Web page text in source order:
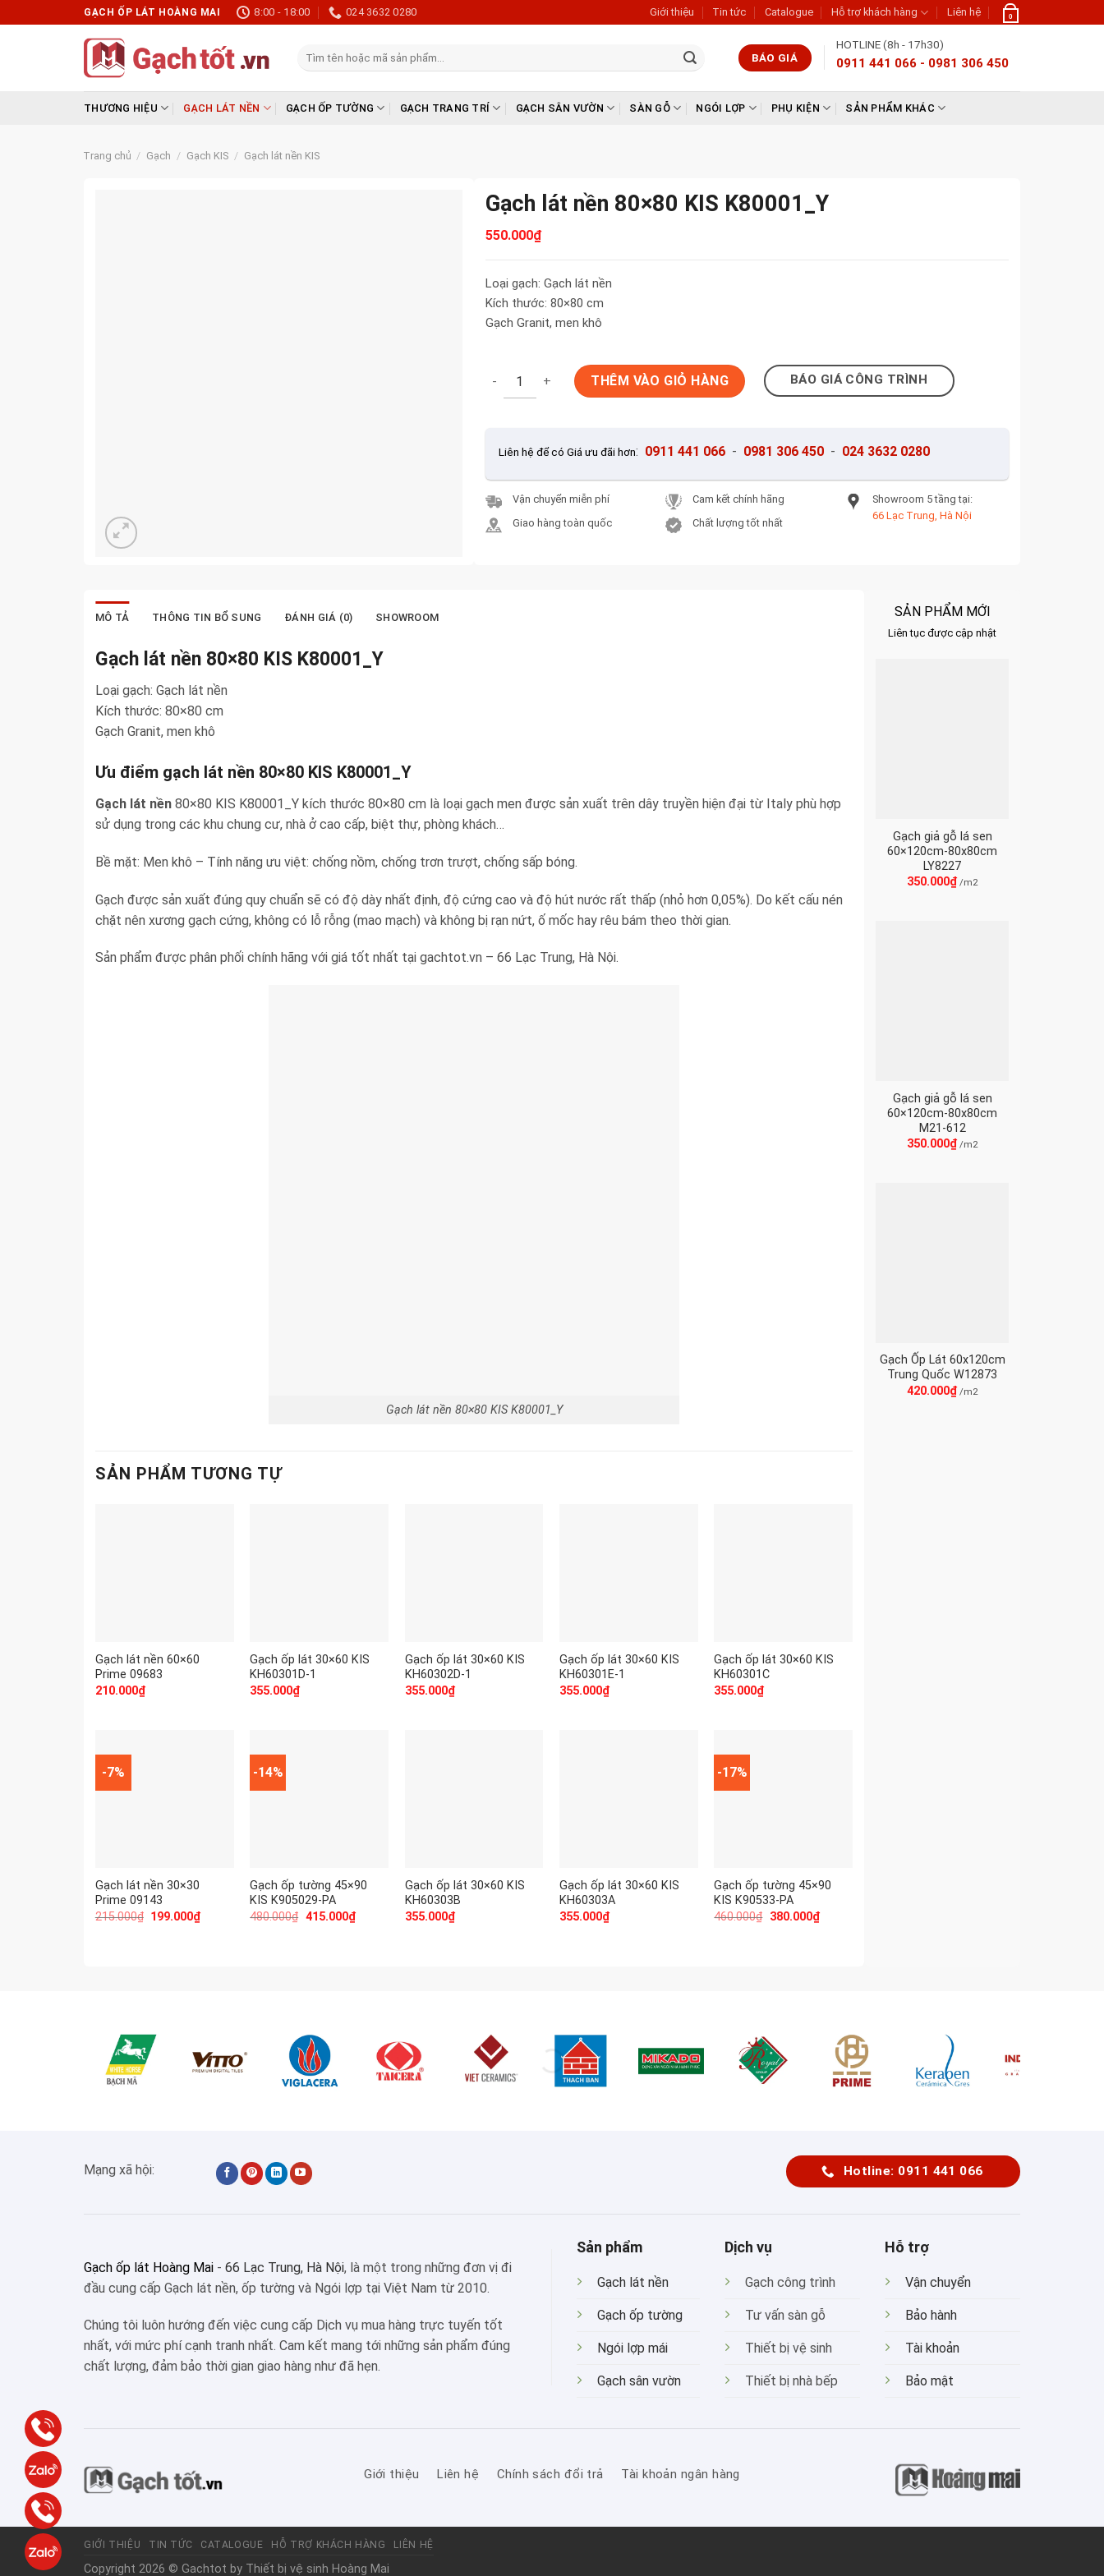
to
GẠCH ỐP LÁT HOÀNG MAI 8:00 - 18:00 024 3632 0280 Giới thiệu Tin tức Catalogue Hỗ trợ khách hàng Liên hệ 0
Tìm
BÁO GIÁ
HOTLINE (8h - 17h30)
0911 441 066 - 0981 306 450
THƯƠNG HIỆU GẠCH LÁT NỀN GẠCH ỐP TƯỜNG GẠCH TRANG TRÍ GẠCH SÂN VƯỜN SÀN GỖ NGÓI LỢP PHỤ KIỆN SẢN PHẨM KHÁC
Trang chủ / Gạch / Gạch KIS / Gạch lát nền KIS
Gạch lát nền 80×80 KIS K80001_Y
550.000₫
Loại gạch: Gạch lát nền
Kích thước: 80×80 cm
Gạch Granit, men khô
Gạch lát nền 80x80 KIS K80001_Y số lượng
THÊM VÀO GIỎ HÀNG BÁO GIÁ CÔNG TRÌNH
Liên hệ để có Giá ưu đãi hơn: 0911 441 066 - 0981 306 450 - 024 3632 0280
Vận chuyển miễn phí
Giao hàng toàn quốc
Cam kết chính hãng
Chất lượng tốt nhất
Showroom 5 tầng tại:
66 Lạc Trung, Hà Nội
MÔ TẢ THÔNG TIN BỔ SUNG ĐÁNH GIÁ (0) SHOWROOM
Gạch lát nền 80×80 KIS K80001_Y
Loại gạch: Gạch lát nền
Kích thước: 80×80 cm
Gạch Granit, men khô
Ưu điểm gạch lát nền 80×80 KIS K80001_Y
Gạch lát nền 80×80 KIS K80001_Y kích thước 80×80 cm là loại gạch men được sản xuất trên dây truyền hiện đại từ Italy phù hợp
sử dụng trong các khu chung cư, nhà ở cao cấp, biệt thự, phòng khách…
Bề mặt: Men khô – Tính năng ưu việt: chống nồm, chống trơn trượt, chống sấp bóng.
Gạch được sản xuất đúng quy chuẩn sẽ có độ dày nhất định, độ cứng cao và độ hút nước rất thấp (nhỏ hơn 0,05%). Do kết cấu nén
chặt nên xương gạch cứng, không có lỗ rỗng (mao mạch) và không bị rạn nứt, ố mốc hay rêu bám theo thời gian.
Sản phẩm được phân phối chính hãng với giá tốt nhất tại gachtot.vn – 66 Lạc Trung, Hà Nội.
Gạch lát nền 80×80 KIS K80001_Y
SẢN PHẨM TƯƠNG TỰ
Gạch lát nền 60×60
Prime 09683
210.000₫
Gạch ốp lát 30×60 KIS
KH60301D-1
355.000₫
Gạch ốp lát 30×60 KIS
KH60302D-1
355.000₫
Gạch ốp lát 30×60 KIS
KH60301E-1
355.000₫
Gạch ốp lát 30×60 KIS
KH60301C
355.000₫
-7%
Gạch lát nền 30×30
Prime 09143
215.000₫ 199.000₫
-14%
Gạch ốp tường 45×90
KIS K905029-PA
480.000₫ 415.000₫
Gạch ốp lát 30×60 KIS
KH60303B
355.000₫
Gạch ốp lát 30×60 KIS
KH60303A
355.000₫
-17%
Gạch ốp tường 45×90
KIS K90533-PA
460.000₫ 380.000₫
SẢN PHẨM MỚI
Liên tục được cập nhật
Gạch giả gỗ lá sen
60×120cm-80x80cm
LY8227
350.000₫ /m2
Gạch giả gỗ lá sen
60×120cm-80x80cm
M21-612
350.000₫ /m2
Gạch Ốp Lát 60x120cm
Trung Quốc W12873
420.000₫/m2
Mạng xã hội: Hotline: 0911 441 066
Gạch ốp lát Hoàng Mai - 66 Lạc Trung, Hà Nội, là một trong những đơn vị đi
đầu cung cấp Gạch lát nền, ốp tường và Ngói lợp tại Việt Nam từ 2010.
Chúng tôi luôn hướng đến việc cung cấp Dịch vụ mua hàng trực tuyến tốt
nhất, với mức phí cạnh tranh nhất. Cam kết mang tới những sản phẩm đúng
chất lượng, đảm bảo thời gian giao hàng như đã hẹn.
Sản phẩm
Gạch lát nền
Gạch ốp tường
Ngói lợp mái
Gạch sân vườn
Dịch vụ
Gạch công trình
Tư vấn sàn gỗ
Thiết bị vệ sinh
Thiết bị nhà bếp
Hỗ trợ
Vận chuyển
Bảo hành
Tài khoản
Bảo mật
Giới thiệu Liên hệ Chính sách đổi trả Tài khoản ngân hàng
GIỚI THIỆU TIN TỨC CATALOGUE HỖ TRỢ KHÁCH HÀNG LIÊN HỆ
Copyright 2026 © Gachtot by Thiết bị vệ sinh Hoàng Mai